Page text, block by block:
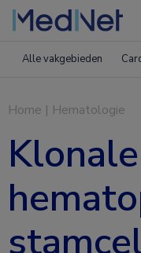
Alle vakgebieden
Home | Hematologie
Klonale